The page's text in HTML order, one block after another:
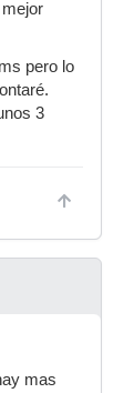
pero lo
3
mas